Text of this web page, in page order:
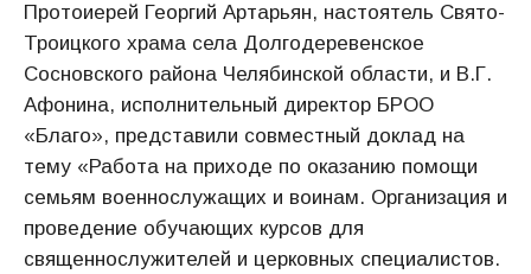
Протоиерей Георгий Артарьян, настоятель Свято-
Троицкого храма села Долгодеревенское
Сосновского района Челябинской области, и В.Г.
Афонина, исполнительный директор БРОО
«Благо», представили совместный доклад на
тему «Работа на приходе по оказанию помощи
семьям военнослужащих и воинам. Организация и
проведение обучающих курсов для
священнослужителей и церковных специалистов.